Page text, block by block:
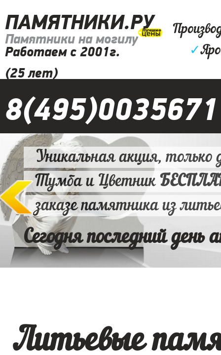
ПАМЯТНИКИ.РУ
Памятники на могилу
Работаем с 2001г.
(25 лет)
✓
8(495)0035671
Уникальная акция, только
Тумба и Цветник
заказе памятника из
Сегодня последний день
Литьевые